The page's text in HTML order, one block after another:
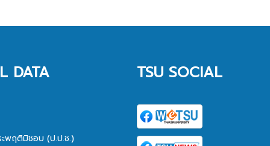
DATA
ะพฤติมิชอบ (ป.ป.ช.)
TSU SOCIAL